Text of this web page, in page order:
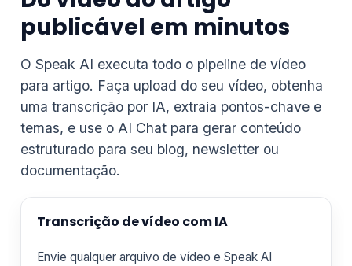
publicável em minutos
O Speak AI executa todo o pipeline de vídeo
para artigo. Faça upload do seu vídeo, obtenha
uma transcrição por IA, extraia pontos-chave e
temas, e use o AI Chat para gerar conteúdo
estruturado para seu blog, newsletter ou
documentação.
Transcrição de vídeo com IA
Envie qualquer arquivo de vídeo e Speak AI